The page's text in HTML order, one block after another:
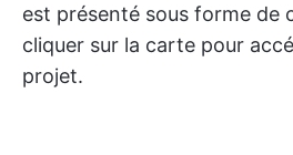
est présenté sous forme de
cliquer sur la carte pour
projet.